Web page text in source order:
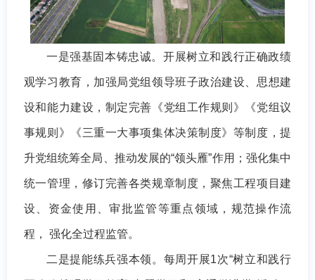
一是强基固本铸忠诚。开展树立和践行正确政绩
观学习教育，加强局党组领导班子政治建设、思想建
设和能力建设，制定完善《党组工作规则》《党组议
事规则》《三重一大事项集体决策制度》等制度，提
升党组统筹全局、推动发展的“领头雁”作用；强化集中
统一管理，修订完善各类规章制度，聚焦工程项目建
设、资金使用、审批监管等重点领域，规范操作流
程， 强化全过程监管。
二是提能练兵强本领。每周开展1次“树立和践行